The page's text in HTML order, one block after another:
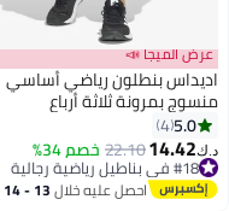
📣
بنطلون رياضي أساسي
ثلاثة أرباع
4
22.10خصم 34%
احصل عليه خلال 13 - 14